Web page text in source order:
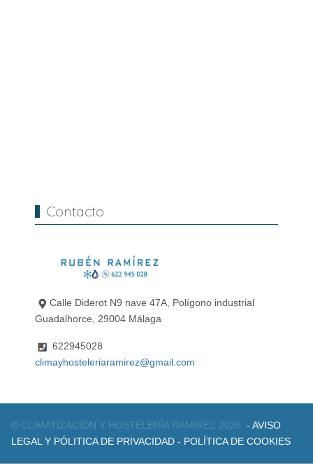
Contacto
Calle Diderot N9 nave 47A, Polígono industrial
Guadalhorce, 29004 Málaga
622945028
climayhosteleriaramirez@gmail.com
© CLIMATIZACIÓN Y HOSTELERÍA RAMIREZ 2026.- AVISO
LEGAL Y PÓLITICA DE PRIVACIDAD - POLÍTICA DE COOKIES